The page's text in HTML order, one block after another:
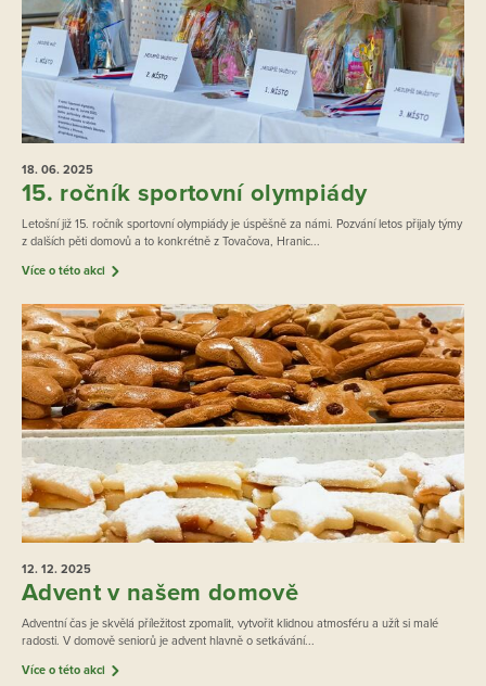
18. 06. 2025
15. ročník sportovní olympiády
Letošní již 15. ročník sportovní olympiády je úspěšně za námi. Pozvání letos přijaly týmy
z dalších pěti domovů a to konkrétně z Tovačova, Hranic...
Více o této akci
12. 12. 2025
Advent v našem domově
Adventní čas je skvělá příležitost zpomalit, vytvořit klidnou atmosféru a užít si malé
radosti. V domově seniorů je advent hlavně o setkávání...
Více o této akci